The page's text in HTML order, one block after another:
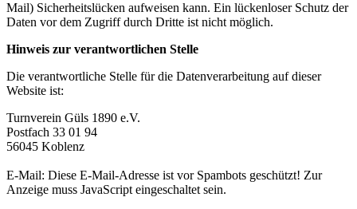
Mail) Sicherheitslücken aufweisen kann. Ein lückenloser Schutz der
Daten vor dem Zugriff durch Dritte ist nicht möglich.
Hinweis zur verantwortlichen Stelle
Die verantwortliche Stelle für die Datenverarbeitung auf dieser
Website ist:
Turnverein Güls 1890 e.V.
Postfach 33 01 94
56045 Koblenz
E-Mail: Diese E-Mail-Adresse ist vor Spambots geschützt! Zur
Anzeige muss JavaScript eingeschaltet sein.